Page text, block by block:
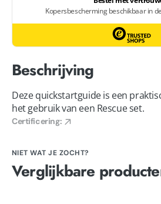
Beschrijving
Deze quickstartguide is een
het gebruik van een Rescue set.
Certificering:
NIET WAT JE ZOCHT?
Verglijkbare